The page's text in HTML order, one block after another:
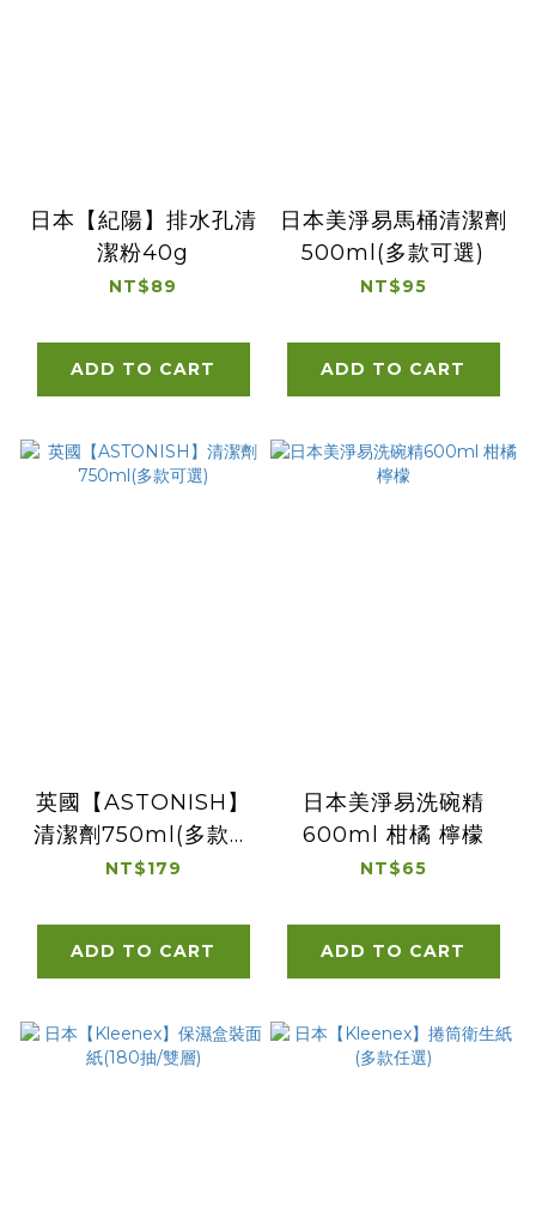
日本【紀陽】排水孔清
潔粉40g
NT$89
ADD TO CART
日本美淨易馬桶清潔劑
500ml(多款可選)
NT$95
ADD TO CART
英國【ASTONISH】
清潔劑750ml(多款可
選)
NT$179
ADD TO CART
日本美淨易洗碗精
600ml 柑橘 檸檬
NT$65
ADD TO CART